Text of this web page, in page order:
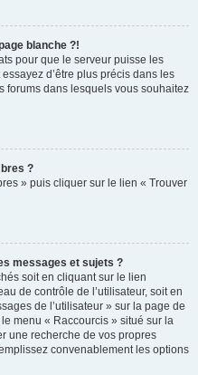
blanche ?!
pour que le serveur puisse les
d’être plus précis dans les
forums dans lesquels vous souhaitez
?
» puis cliquer sur le lien « Trouver
messages et sujets ?
soit en cliquant sur le lien
de contrôle de l’utilisateur, soit en
de l’utilisateur » sur la page de
menu « Raccourcis » situé sur la
une recherche de vos propres
convenablement les options